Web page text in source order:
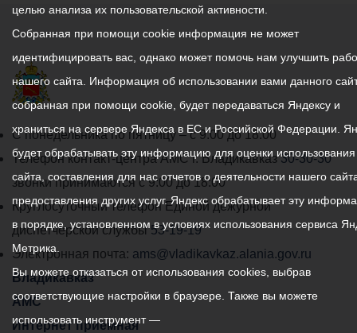
График
работы
администрации
местного
самоуправления
города
Владикавказ:
С понедельника по пятницу – с 9.00 до 18.00
Телефон контакт-центра АМС г. Владикавказ30-30-30
звонки принимаются с 9:00 до 18:00
Круглосуточный телефон Единой дежурной
диспетчерской службы53-19-19
Электронная почта: ams@vladikavkaz.alania.gov.ru
Владикавказ
АМС
Интернет приемная
целью анализа их пользовательской активности.
Собранная при помощи cookie информация не может
идентифицировать вас, однако может помочь нам улучшить
нашего сайта. Информация об использовании вами данного
собранная при помощи cookie, будет передаваться Яндексу и
храниться на сервере Яндекса в ЕС и Российской Федерации.
будет обрабатывать эту информацию для оценки
сайта, составления для нас отчетов о деятельности нашего
предоставления других услуг. Яндекс обрабатывает эту
в порядке, установленном в условиях использования сервиса
Метрика.
Вы можете отказаться от использования cookies, выбрав
соответствующие настройки в браузере. Также вы можете
использовать инструмент —